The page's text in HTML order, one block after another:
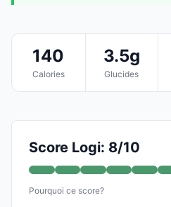
140
Calories
3.5g
Glucides
Score Logi: 8/10
Pourquoi ce score?